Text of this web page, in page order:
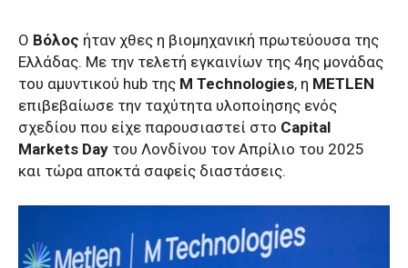
Ο Βόλος ήταν χθες η βιομηχανική πρωτεύουσα της
Ελλάδας. Με την τελετή εγκαινίων της 4ης μονάδας
του αμυντικού hub της M Technologies, η METLEN
επιβεβαίωσε την ταχύτητα υλοποίησης ενός
σχεδίου που είχε παρουσιαστεί στο Capital
Markets Day του Λονδίνου τον Απρίλιο του 2025
και τώρα αποκτά σαφείς διαστάσεις.